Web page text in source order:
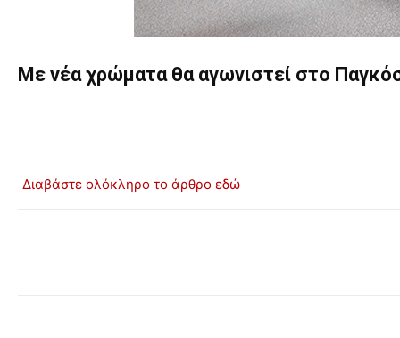
Με νέα χρώματα θα αγωνιστεί στο
Διαβάστε ολόκληρο το άρθρο εδώ